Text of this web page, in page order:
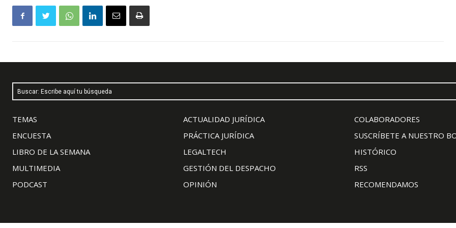
Buscar: Escribe aquí tu búsqueda
TEMAS
ENCUESTA
LIBRO DE LA SEMANA
MULTIMEDIA
PODCAST
ACTUALIDAD JURÍDICA
PRÁCTICA JURÍDICA
LEGALTECH
GESTIÓN DEL DESPACHO
OPINIÓN
COLABORADORES
SUSCRÍBETE A NUESTRO
HISTÓRICO
RSS
RECOMENDAMOS